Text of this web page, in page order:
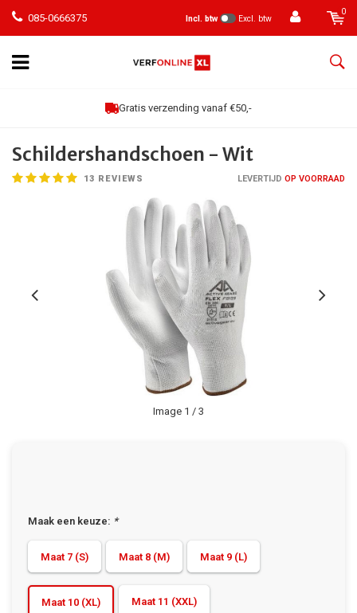
085-0666375 Incl. btw Excl. btw
0
Gratis verzending vanaf €50,-
Schildershandschoen - Wit
13 REVIEWS LEVERTIJD OP VOORRAAD
Image 1 / 3
Maak een keuze: *
Maat 7 (S) Maat 8 (M) Maat 9 (L)
Maat 10 (XL) Maat 11 (XXL)